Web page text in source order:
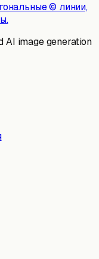
© линии,
AI image generation